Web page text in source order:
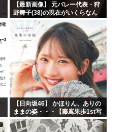
【最新画像】 元バレー代表・狩
野舞子(38)の現在がいくらなん
でも即ハボすぎる！
【日向坂46】 かほりん、ありの
ままの姿・・・【藤嶌果歩1st写
真集】